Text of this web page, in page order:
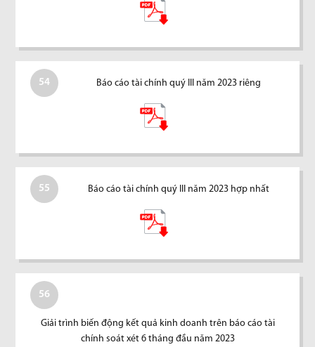
54 Báo cáo tài chính quý III năm 2023 riêng
55 Báo cáo tài chính quý III năm 2023 hợp nhất
56
Giải trình biến động kết quả kinh doanh trên báo cáo tài
chính soát xét 6 tháng đầu năm 2023